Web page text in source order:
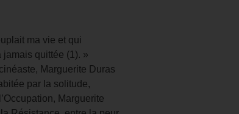
ma vie et qui
jamais quittée (1). »
Marguerite Duras
par la solitude,
Marguerite